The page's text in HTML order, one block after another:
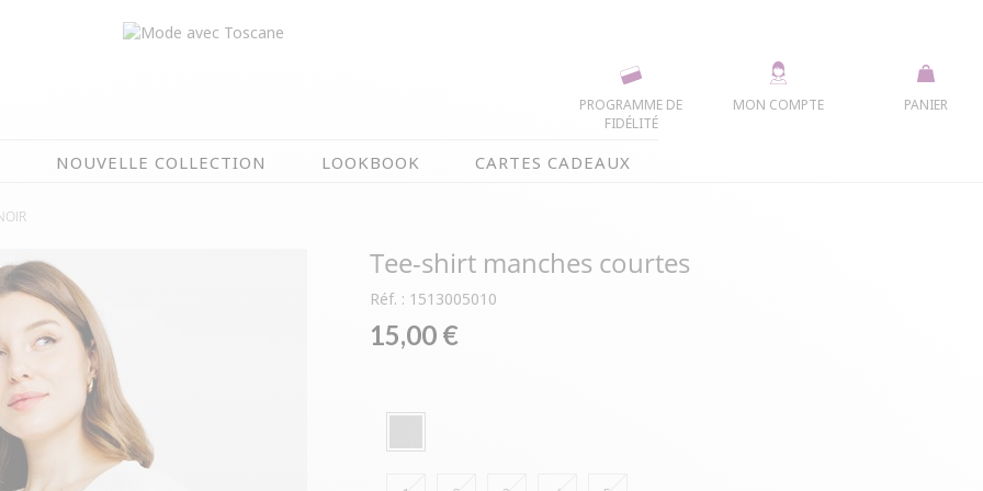
PANIER
MON COMPTE
PROGRAMME DE
FIDÉLITÉ
NOUVELLE COLLECTION LOOKBOOK CARTES CADEAUX
& IMPERS
ÉTÉ EN FLEURS
NOUVELLE COLLECTION
MEILLEURES VENTES
Tee-shirt manches courtes
Réf. : 1513005010
15,00 €